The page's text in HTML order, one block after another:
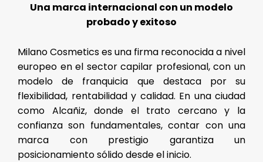
Una marca internacional con un modelo
probado y exitoso
Milano Cosmetics es una firma reconocida a nivel
europeo en el sector capilar profesional, con un
modelo de franquicia que destaca por su
flexibilidad, rentabilidad y calidad. En una ciudad
como Alcañiz, donde el trato cercano y la
confianza son fundamentales, contar con una
marca con prestigio garantiza un
posicionamiento sólido desde el inicio.